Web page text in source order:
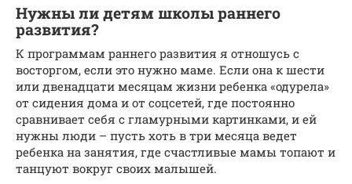
Нужны ли детям школы раннего
развития?
К программам раннего развития я отношусь с
восторгом, если это нужно маме. Если она к шести
или двенадцати месяцам жизни ребенка «одурела»
от сидения дома и от соцсетей, где постоянно
сравнивает себя с гламурными картинками, и ей
нужны люди – пусть хоть в три месяца ведет
ребенка на занятия, где счастливые мамы топают и
танцуют вокруг своих малышей.